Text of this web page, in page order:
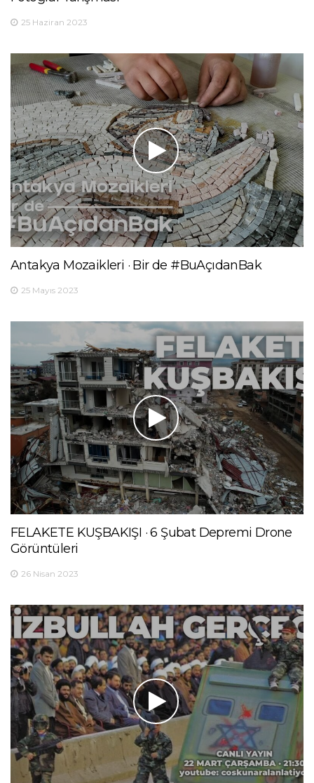
25 Haziran 2023
Antakya Mozaikleri · Bir de #BuAçıdanBak
25 Mayıs 2023
FELAKETE KUŞBAKIŞI · 6 Şubat Depremi Drone
Görüntüleri
26 Nisan 2023